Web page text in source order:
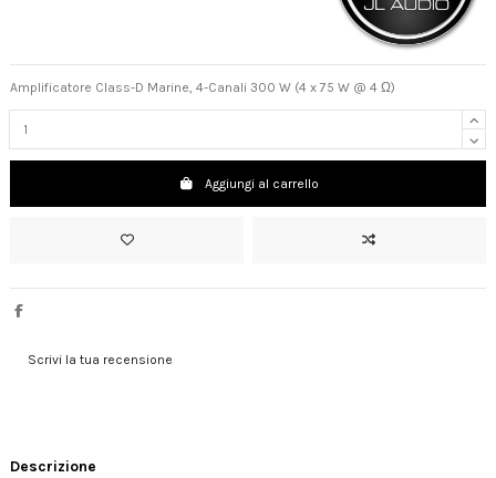
Amplificatore Class-D Marine, 4-Canali 300 W (4 x 75 W @ 4 Ω)
Aggiungi al carrello
Scrivi la tua recensione
Descrizione